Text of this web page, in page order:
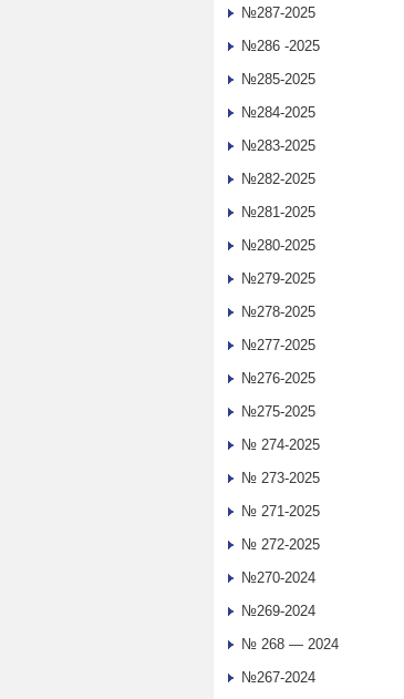
№287-2025
№286 -2025
№285-2025
№284-2025
№283-2025
№282-2025
№281-2025
№280-2025
№279-2025
№278-2025
№277-2025
№276-2025
№275-2025
№ 274-2025
№ 273-2025
№ 271-2025
№ 272-2025
№270-2024
№269-2024
№ 268 — 2024
№267-2024